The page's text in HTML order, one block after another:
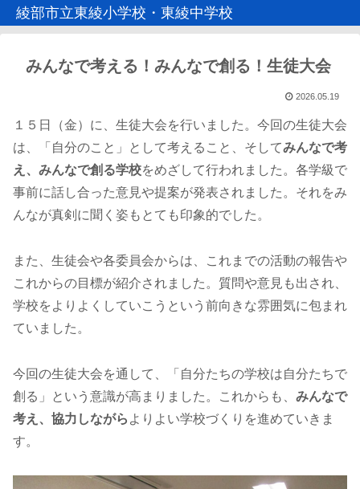
綾部市立東綾小学校・東綾中学校
みんなで考える！みんなで創る！生徒大会
2026.05.19
１５日（金）に、生徒大会を行いました。今回の生徒大会
は、「自分のこと」として考えること、そしてみんなで考
え、みんなで創る学校をめざして行われました。各学級で
事前に話し合った意見や提案が発表されました。それをみ
んなが真剣に聞く姿もとても印象的でした。
また、生徒会や各委員会からは、これまでの活動の報告や
これからの目標が紹介されました。質問や意見も出され、
学校をよりよくしていこうという前向きな雰囲気に包まれ
ていました。
今回の生徒大会を通して、「自分たちの学校は自分たちで
創る」という意識が高まりました。これからも、 みんなで
考え、協力しながら よりよい学校づくりを進めていきま
す。